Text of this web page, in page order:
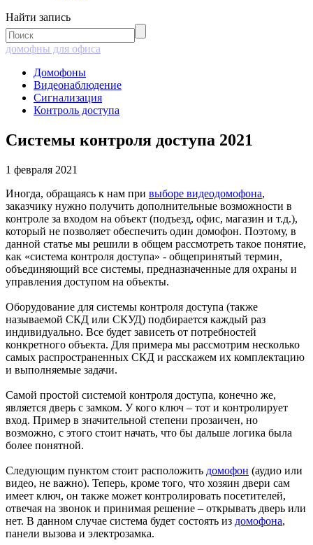
Найти запись
домофны для офиса
Домофоны
Видеонаблюдение
Сигнализация
Контроль доступа
Системы контроля доступа 2021
1 февраля 2021
Иногда, обращаясь к нам при выборе видеодомофона,
заказчику нужно получить дополнительные возможности в
контроле за входом на объект (подъезд, офис, магазин и т.д.),
который не позволяет обеспечить один домофон. Поэтому, в
данной статье мы решили в общем рассмотреть такое понятие,
как «система контроля доступа» - общепринятый термин,
объединяющий все системы, предназначенные для охраны и
управления доступом на объекты.
Оборудование для системы контроля доступа (также
называемой СКД или СКУД) подбирается каждый раз
индивидуально. Все будет зависеть от потребностей
конкретного объекта. Для примера мы рассмотрим несколько
самых распространенных СКД и расскажем их комплектацию
и выполняемые задачи.
Самой простой системой контроля доступа, конечно же,
является дверь с замком. У кого ключ – тот и контролирует
вход. Пример в значительной степени прозаичен, но
возможно, с этого стоит начать, что бы дальше логика была
более понятной.
Следующим пунктом стоит расположить домофон (аудио или
видео, не важно). Теперь, кроме того, что хозяин двери сам
имеет ключ, он также может контролировать посетителей,
отвечая на звонок и принимая решение – открывать дверь или
нет. В данном случае система будет состоять из домофона,
панели вызова и электрозамка.